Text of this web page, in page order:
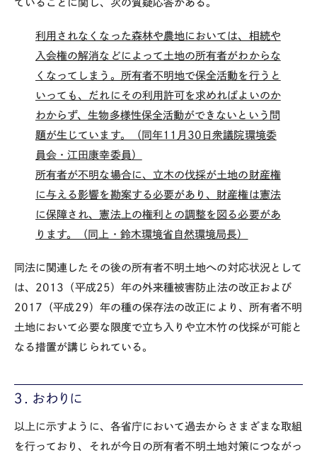
ていることに関し、次の質疑応答がある。
利用されなくなった森林や農地においては、相続や
入会権の解消などによって土地の所有者がわからな
くなってしまう。所有者不明地で保全活動を行うと
いっても、だれにその利用許可を求めればよいのか
わからず、生物多様性保全活動ができないという問
題が生じています。（同年11月30日衆議院環境委
員会・江田康幸委員）
所有者が不明な場合に、立木の伐採が土地の財産権
に与える影響を勘案する必要があり、財産権は憲法
に保障され、憲法上の権利との調整を図る必要があ
ります。（同上・鈴木環境省自然環境局長）
同法に関連したその後の所有者不明土地への対応状況として
は、2013（平成25）年の外来種被害防止法の改正および
2017（平成29）年の種の保存法の改正により、所有者不明
土地において必要な限度で立ち入りや立木竹の伐採が可能と
なる措置が講じられている。
３．おわりに
以上に示すように、各省庁において過去からさまざまな取組
を行っており、それが今日の所有者不明土地対策につながっ